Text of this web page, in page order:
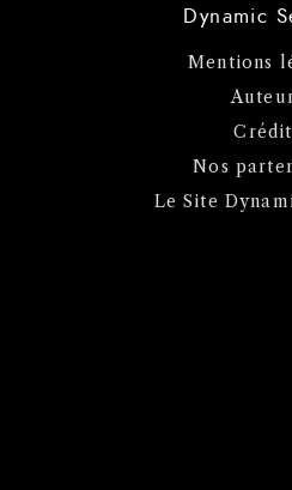
Dynamic
Mentions
Nos
Le Site